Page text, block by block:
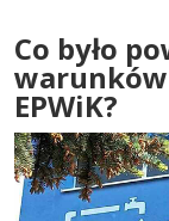
Co było
EPWiK?